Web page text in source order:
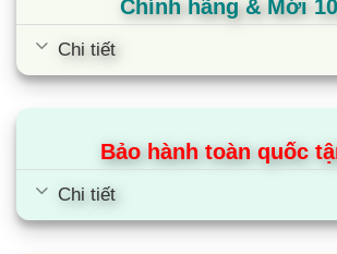
giặt sấy LG sử dụng động cơ
tiếp kết hợp tích hợp trí tuệ nhân
có thể cảm nhận độ mềm mại
thời phát hiện ra trọng lượng của
Từ đó, giúp tối ưu hóa chương trình
sự hư hại của sợi vải trong quá trình
Chính hãng & Mới
Chi tiết
Bảo hành toàn quốc
Chi tiết